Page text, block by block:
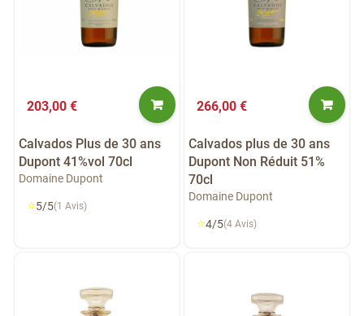
203,00 €
Calvados Plus de 30 ans
Dupont 41%vol 70cl
Domaine Dupont
⭐5/5(1 Avis)
266,00 €
Calvados plus de 30 ans
Dupont Non Réduit 51%
70cl
Domaine Dupont
⭐4/5(4 Avis)